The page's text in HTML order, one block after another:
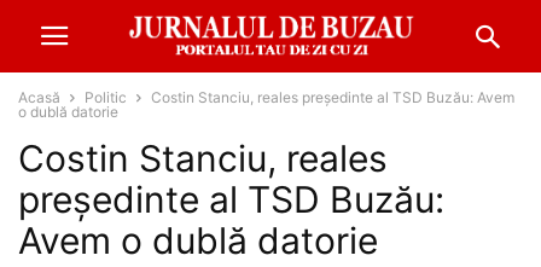
Acasă Politic
Costin Stanciu, reales președinte al TSD Buzău: Avem
o dublă datorie
Costin Stanciu, reales
președinte al TSD Buzău:
Avem o dublă datorie